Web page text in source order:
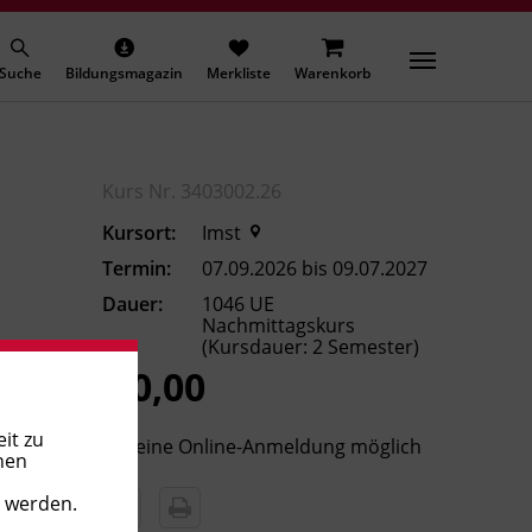
Suche Bildungsmagazin Merkliste Warenkorb
Kurs Nr. 3403002.26
Kursort:
Imst
Termin:
07.09.2026 bis 09.07.2027
Dauer:
1046 UE
Nachmittagskurs
(Kursdauer: 2 Semester)
€ 0,00
Keine Online-Anmeldung möglich
zu